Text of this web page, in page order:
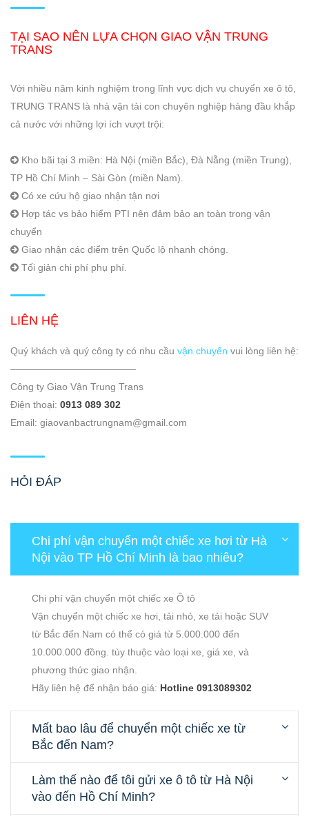
TẠI SAO NÊN LỰA CHỌN GIAO VẬN TRUNG
TRANS
Với nhiều năm kinh nghiệm trong lĩnh vực dịch vụ chuyển xe ô tô,
TRUNG TRANS là nhà vận tải con chuyên nghiệp hàng đầu khắp
cả nước với những lợi ích vượt trội:
Kho bãi tại 3 miền: Hà Nội (miền Bắc), Đà Nẵng (miền Trung),
TP Hồ Chí Minh – Sài Gòn (miền Nam).
Có xe cứu hộ giao nhận tận nơi
Hợp tác vs bảo hiểm PTI nên đảm bảo an toàn trong vận
chuyển
Giao nhận các điểm trên Quốc lộ nhanh chóng.
Tối giản chi phí phụ phí.
LIÊN HỆ
Quý khách và quý công ty có nhu cầu vận chuyển vui lòng liên hệ:
—————————————
Công ty Giao Vận Trung Trans
Điện thoại: 0913 089 302
Email: giaovanbactrungnam@gmail.com
HỎI ĐÁP
Chi phí vận chuyển một chiếc xe hơi từ Hà
Nội vào TP Hồ Chí Minh là bao nhiêu?
Chi phí vận chuyển một chiếc xe Ô tô
Vận chuyển một chiếc xe hơi, tải nhỏ, xe tải hoặc SUV
từ Bắc đến Nam có thể có giá từ 5.000.000 đến
10.000.000 đồng. tùy thuộc vào loại xe, giá xe, và
phương thức giao nhận.
Hãy liên hệ để nhận báo giá: Hotline 0913089302
Mất bao lâu để chuyển một chiếc xe từ
Bắc đến Nam?
Làm thế nào để tôi gửi xe ô tô từ Hà Nội
vào đến Hồ Chí Minh?